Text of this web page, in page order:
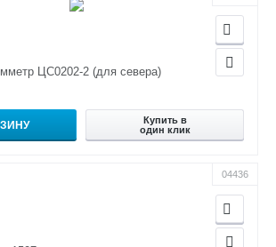
ЦС0202-2 (для севера)
Купить в
один клик
04436